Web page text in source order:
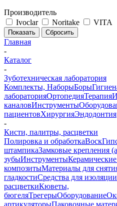
Производитель
Ivoclar
Noritake VITA
Сбросить
Главная
-
Каталог
-
Зуботехническая лаборатория
Комплекты, НаборыБоры
лабораторияОртопедияТерапия
каналовИнструменты
пациентовХирургияЭндодонтия
-
Кисти, палитры, расцветки
Полировка и обработкаВоск
штампикаЗамковые крепления
зубыИнструменты
композитыМатериалы для
гладкостиСредства для изоляции
расцветкиКюветы,
бюгеляТрегерыОборудование
артикуляторыПаковочные